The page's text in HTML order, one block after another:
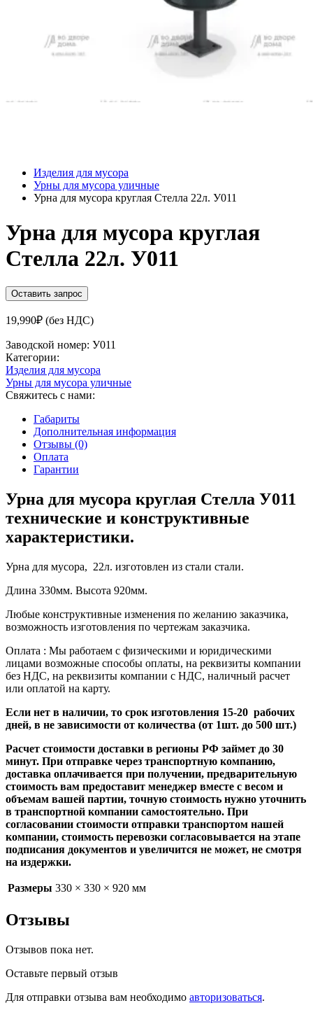
Изделия для мусора
Урны для мусора уличные
Урна для мусора круглая Стелла 22л. У011
Урна для мусора круглая
Стелла 22л. У011
Оставить запрос
19,990₽ (без НДС)
Заводской номер: У011
Категории:
Изделия для мусора
Урны для мусора уличные
Свяжитесь с нами:
Габариты
Дополнительная информация
Отзывы (0)
Оплата
Гарантии
Урна для мусора круглая Стелла У011
технические и конструктивные
характеристики.
Урна для мусора, 22л. изготовлен из стали стали.
Длина 330мм. Высота 920мм.
Любые конструктивные изменения по желанию заказчика,
возможность изготовления по чертежам заказчика.
Оплата : Мы работаем с физическими и юридическими
лицами возможные способы оплаты, на реквизиты компании
без НДС, на реквизиты компании с НДС, наличный расчет
или оплатой на карту.
Если нет в наличии, то срок изготовления 15-20 рабочих
дней, в не зависимости от количества (от 1шт. до 500 шт.)
Расчет стоимости доставки в регионы РФ займет до 30
минут. При отправке через транспортную компанию,
доставка оплачивается при получении, предварительную
стоимость вам предоставит менеджер вместе с весом и
объемам вашей партии, точную стоимость нужно уточнить
в транспортной компании самостоятельно. При
согласовании стоимости отправки транспортом нашей
компании, стоимость перевозки согласовывается на этапе
подписания документов и увеличится не может, не смотря
на издержки.
Размеры 330 × 330 × 920 мм
Отзывы
Отзывов пока нет.
Оставьте первый отзыв
Для отправки отзыва вам необходимо авторизоваться.